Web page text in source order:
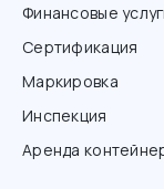
Финансовые
Сертификация
Маркировка
Инспекция
Аренда